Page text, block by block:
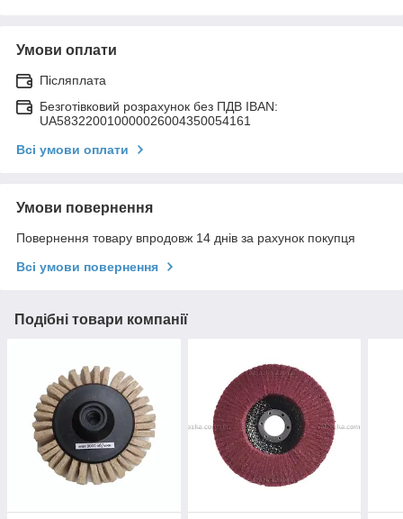
Умови оплати
Післяплата
Безготівковий розрахунок без ПДВ IBAN:
UA583220010000026004350054161
Всі умови оплати
Умови повернення
Повернення товару впродовж 14 днів за рахунок покупця
Всі умови повернення
Подібні товари компанії